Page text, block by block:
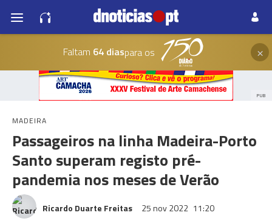
Faltam 64 diaspara os ×
PUB
MADEIRA
Passageiros na linha Madeira-Porto
Santo superam registo pré-
pandemia nos meses de Verão
Ricardo Duarte Freitas 25 nov 2022 11:20